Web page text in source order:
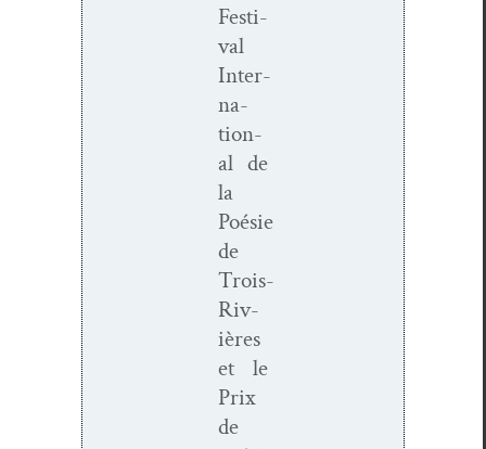
Fes­ti­
val
Inter­
na­
tion­
al de
la
Poésie
de
Trois-
Riv­
ières
et le
Prix
de